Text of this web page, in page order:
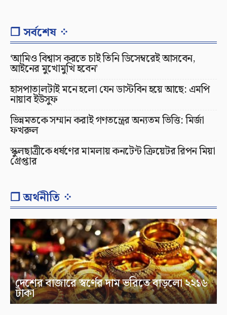
❐ সর্বশেষ ⁘
‘আমিও বিশ্বাস করতে চাই তিনি ডিসেম্বরেই আসবেন,
আইনের মুখোমুখি হবেন’
হাসপাতালটাই মনে হলো যেন ডাস্টবিন হয়ে আছে: এমপি
নায়াব ইউসুফ
ভিন্নমতকে সম্মান করাই গণতন্ত্রের অন্যতম ভিত্তি: মির্জা
ফখরুল
স্কুলছাত্রীকে ধর্ষণের মামলায় কনটেন্ট ক্রিয়েটর রিপন মিয়া
গ্রেপ্তার
❐ অর্থনীতি ⁘
দেশের বাজারে স্বর্ণের দাম ভরিতে বাড়লো ২২১৬
টাকা